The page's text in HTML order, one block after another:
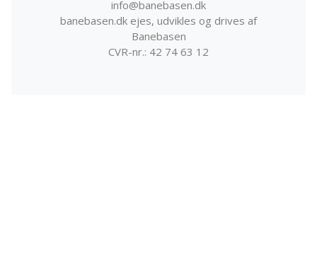
info@banebasen.dk
banebasen.dk ejes, udvikles og drives af
Banebasen
CVR-nr.: 42 74 63 12